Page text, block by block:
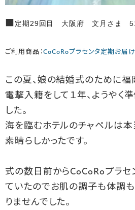
■定期29回目 大阪府 文月さま
ご利用商品：CoCoRoプラセンタ定期お届
この夏、娘の結婚式のために福
電撃入籍をして１年、ようやく
した。
海を臨むホテルのチャペルは
素晴らしかったです。
式の数日前からCoCoRoプラセ
ていたのでお肌の調子も体調も
りませんでした。